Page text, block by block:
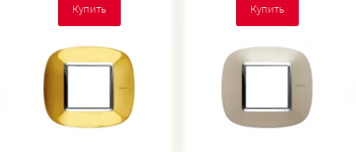
Купить Купить